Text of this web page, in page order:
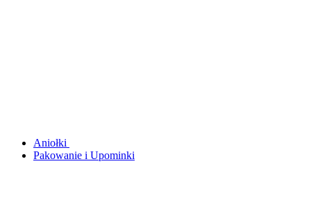
Aniołki
Pakowanie i Upominki